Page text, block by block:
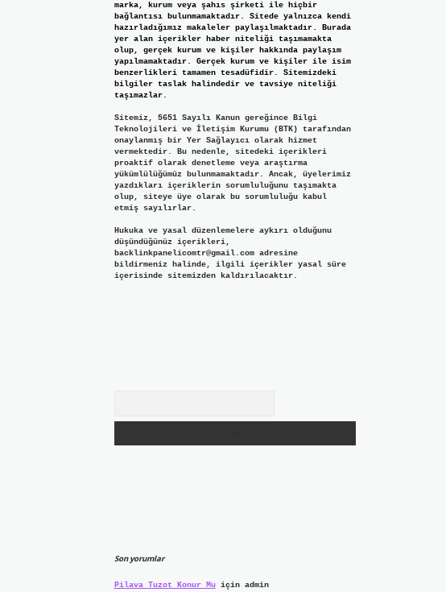
marka, kurum veya şahıs şirketi ile hiçbir
bağlantısı bulunmamaktadır. Sitede yalnızca kendi
hazırladığımız makaleler paylaşılmaktadır. Burada
yer alan içerikler haber niteliği taşımamakta
olup, gerçek kurum ve kişiler hakkında paylaşım
yapılmamaktadır. Gerçek kurum ve kişiler ile isim
benzerlikleri tamamen tesadüfidir. Sitemizdeki
bilgiler taslak halindedir ve tavsiye niteliği
taşımazlar.
Sitemiz, 5651 Sayılı Kanun gereğince Bilgi
Teknolojileri ve İletişim Kurumu (BTK) tarafından
onaylanmış bir Yer Sağlayıcı olarak hizmet
vermektedir. Bu nedenle, sitedeki içerikleri
proaktif olarak denetleme veya araştırma
yükümlülüğümüz bulunmamaktadır. Ancak, üyelerimiz
yazdıkları içeriklerin sorumluluğunu taşımakta
olup, siteye üye olarak bu sorumluluğu kabul
etmiş sayılırlar.
Hukuka ve yasal düzenlemelere aykırı olduğunu
düşündüğünüz içerikleri,
backlinkpanelicomtr@gmail.comadresine
bildirmeniz halinde, ilgili içerikler yasal süre
içerisinde sitemizden kaldırılacaktır.
Son yorumlar
Pilava Tuzot Konur Muiçin admin